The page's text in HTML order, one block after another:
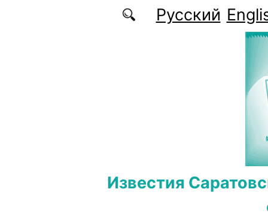
Перейти к основному содержаниюРусский
Известия